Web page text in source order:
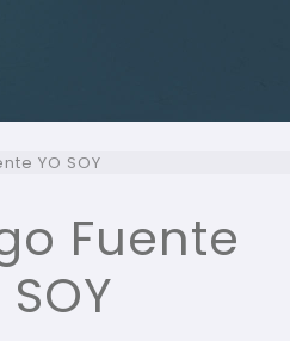
YO SOY
Fuente